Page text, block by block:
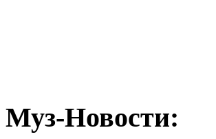
Муз-Новости: